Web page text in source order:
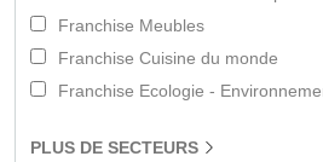
Franchise Meubles
Franchise Cuisine du monde
Franchise Ecologie -
PLUS DE SECTEURS